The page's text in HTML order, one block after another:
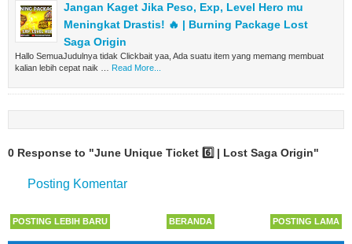
Jangan Kaget Jika Peso, Exp, Level Hero mu
Meningkat Drastis! 🔥 | Burning Package Lost
Saga Origin
Hallo SemuaJudulnya tidak Clickbait yaa, Ada suatu item yang memang membuat
kalian lebih cepat naik …
Read More...
0 Response to "June Unique Ticket 6️⃣ | Lost Saga Origin"
Posting Komentar
POSTING LEBIH BARU POSTING LAMA
BERANDA